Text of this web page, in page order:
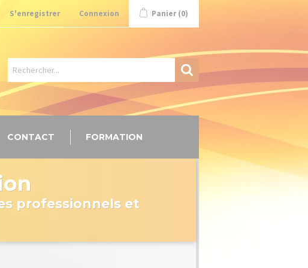
S'enregistrer Connexion Panier (0)
CONTACT FORMATION
professionnels et